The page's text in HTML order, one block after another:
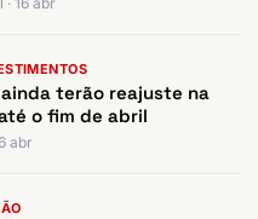
terão reajuste na
o fim de abril
abr